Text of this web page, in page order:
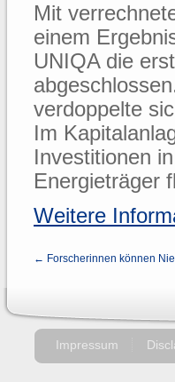
Mit
einem
UNIQA die
verdoppelte
Im
Investitionen
Energieträger
Weitere
← Forscherinnen können
Impressum